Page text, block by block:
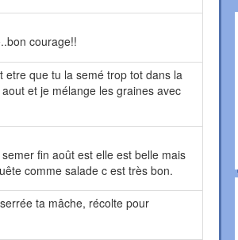
courage!!
que tu la semé trop tot dans la
et je mélange les graines avec
fin août est elle est belle mais
comme salade c est très bon.
ta mâche, récolte pour